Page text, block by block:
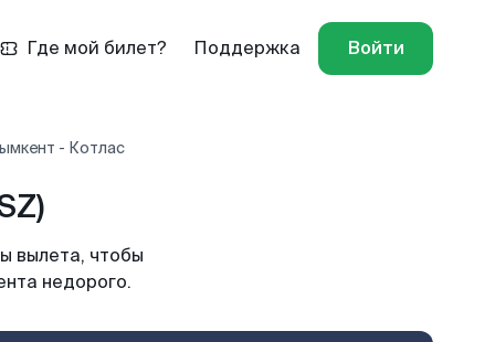
Где мой билет? Поддержка Войти
- Котлас
вылета, чтобы
недорого.